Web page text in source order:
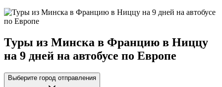
Туры из Минска в Францию в Ниццу
на 9 дней на автобусе по Европе
Выберите город отправления